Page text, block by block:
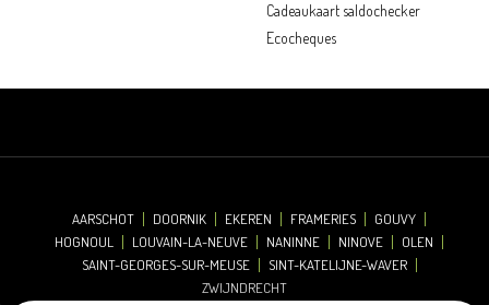
Cadeaukaart saldochecker
Ecocheques
AARSCHOT DOORNIK EKEREN FRAMERIES
GOUVY
HOGNOUL
LOUVAIN-LA-NEUVE NANINNE NINOVE
OLEN
SAINT-GEORGES-SUR-MEUSE
SINT-KATELIJNE-WAVER
ZWIJNDRECHT